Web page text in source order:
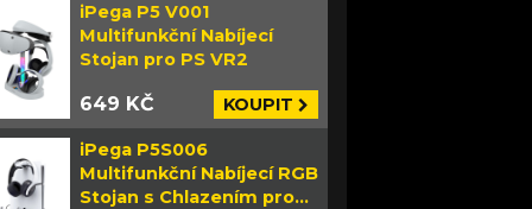
iPega P5 V001
Multifunkční Nabíjecí
Stojan pro PS VR2
649 KČ KOUPIT
iPega P5S006
Multifunkční Nabíjecí RGB
Stojan s Chlazením pro